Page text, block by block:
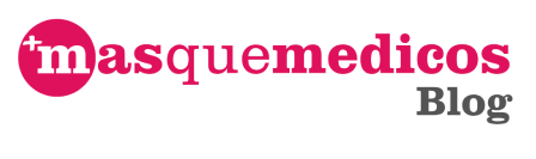
Saltar
contenido